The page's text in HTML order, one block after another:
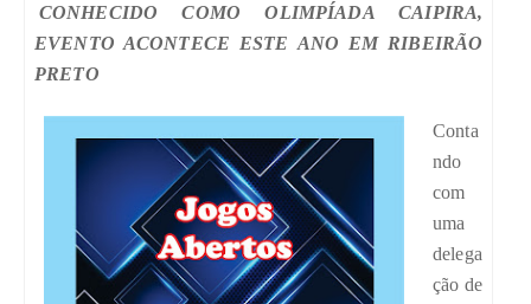
CONHECIDO COMO OLIMPÍADA CAIPIRA,
EVENTO ACONTECE ESTE ANO EM RIBEIRÃO
PRETO
Conta
ndo
com
uma
delega
ção de